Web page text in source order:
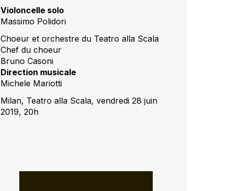
Violoncelle solo
Massimo Polidori
Choeur et orchestre du Teatro alla Scala
Chef du choeur
Bruno Casoni
Direction musicale
Michele Mariotti
Milan, Teatro alla Scala, vendredi 28 juin
2019, 20h